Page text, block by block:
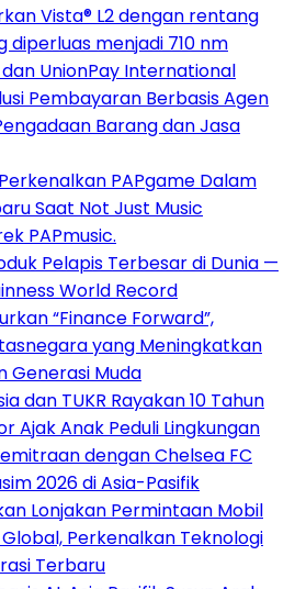
Vista® L2 dengan rentang
diperluas menjadi 710 nm
UnionPay International
Pembayaran Berbasis Agen
Barang dan Jasa
PAPgame Dalam
Saat Not Just Music
PAPmusic.
Pelapis Terbesar di Dunia —
World Record
“Finance Forward”,
yang Meningkatkan
Generasi Muda
dan TUKR Rayakan 10 Tahun
Ajak Anak Peduli Lingkungan
dengan Chelsea FC
2026 di Asia-Pasifik
Lonjakan Permintaan Mobil
Global, Perkenalkan Teknologi
Terbaru